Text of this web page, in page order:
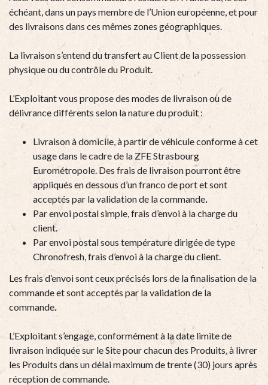
échéant, dans un pays membre de l’Union européenne, et pour
des livraisons dans ces mêmes zones géographiques.
La livraison s’entend du transfert au Client de la possession
physique ou du contrôle du Produit.
L’Exploitant vous propose des modes de livraison ou de
délivrance différents selon la nature du produit :
Livraison à domicile, à partir de véhicule conforme à cet
usage dans le cadre de la ZFE Strasbourg
Eurométropole. Des frais de livraison pourront être
appliqués en dessous d’un franco de port et sont
acceptés par la validation de la commande.
Par envoi postal simple, frais d’envoi à la charge du
client.
Par envoi postal sous température dirigée de type
Chronofresh, frais d’envoi à la charge du client.
Les frais d’envoi sont ceux précisés lors de la finalisation de la
commande et sont acceptés par la validation de la
commande.
L’Exploitant s’engage, conformément à la date limite de
livraison indiquée sur le Site pour chacun des Produits, à livrer
les Produits dans un délai maximum de trente (30) jours après
réception de commande.